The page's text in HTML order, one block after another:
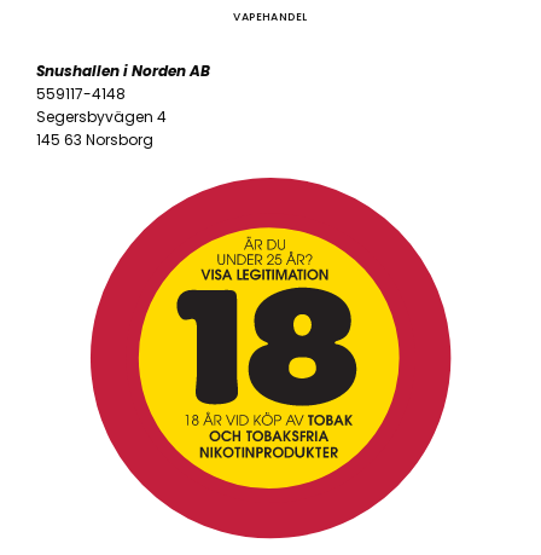
VAPEHANDEL
Snushallen i Norden AB
559117-4148
Segersbyvägen 4
145 63 Norsborg